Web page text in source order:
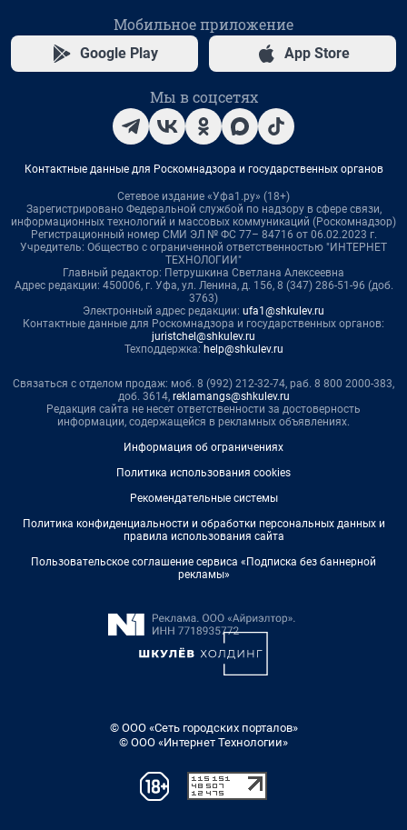
Мобильное приложение
Google Play App Store
Мы в соцсетях
Контактные данные для Роскомнадзора и государственных органов
Сетевое издание «Уфа1.ру» (18+)
Зарегистрировано Федеральной службой по надзору в сфере связи,
информационных технологий и массовых коммуникаций (Роскомнадзор)
Регистрационный номер СМИ ЭЛ № ФС 77– 84716 от 06.02.2023 г.
Учредитель: Общество с ограниченной ответственностью "ИНТЕРНЕТ
ТЕХНОЛОГИИ"
Главный редактор: Петрушкина Светлана Алексеевна
Адрес редакции: 450006, г. Уфа, ул. Ленина, д. 156, 8 (347) 286-51-96 (доб.
3763)
Электронный адрес редакции: ufa1@shkulev.ru
Контактные данные для Роскомнадзора и государственных органов:
juristchel@shkulev.ru
Техподдержка: help@shkulev.ru
Связаться с отделом продаж: моб. 8 (992) 212-32-74, раб. 8 800 2000-383,
доб. 3614, reklamangs@shkulev.ru
Редакция сайта не несет ответственности за достоверность
информации, содержащейся в рекламных объявлениях.
Информация об ограничениях
Политика использования cookies
Рекомендательные системы
Политика конфиденциальности и обработки персональных данных и
правила использования сайта
Пользовательское соглашение сервиса «Подписка без баннерной
рекламы»
© ООО «Сеть городских порталов»
© ООО «Интернет Технологии»